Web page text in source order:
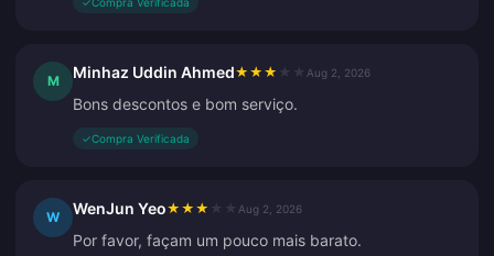
M Minhaz Uddin Ahmed★ ★ ★ Aug 2, 2026
Bons descontos e bom serviço.
✓Compra Verificada
W WenJun Yeo★ ★ ★ Aug 2, 2026
Por favor, façam um pouco mais barato.